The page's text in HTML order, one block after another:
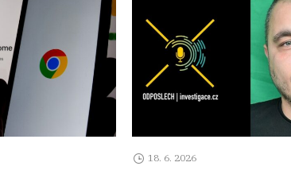
18. 6. 2026